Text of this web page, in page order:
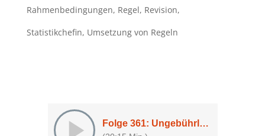
Rahmenbedingungen, Regel, Revision,
Statistikchefin, Umsetzung von Regeln